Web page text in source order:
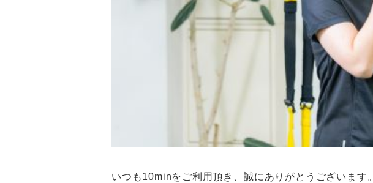
いつも10minをご利用頂き、誠にありがとうございます。